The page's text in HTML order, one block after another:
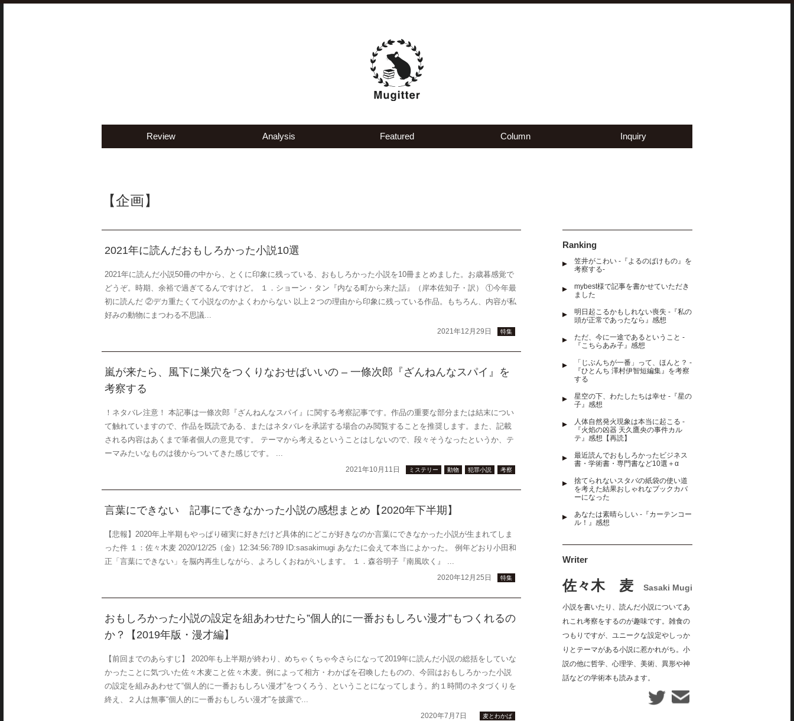
Review Analysis Featured Column Inquiry
【企画】
2021年に読んだおもしろかった小説10選
2021年に読んだ小説50冊の中から、とくに印象に残っている、おもしろかった小説を10冊まとめました。お歳暮感覚で
どうぞ。時期、余裕で過ぎてるんですけど。 １．ショーン・タン『内なる町から来た話』（岸本佐知子・訳） ①今年最
初に読んだ ②デカ重たくて小説なのかよくわからない 以上２つの理由から印象に残っている作品。もちろん、内容が私
好みの動物にまつわる不思議...
2021年12月29日 特集
嵐が来たら、風下に巣穴をつくりなおせばいいの – 一條次郎『ざんねんなスパイ』を
考察する
！ネタバレ注意！ 本記事は一條次郎『ざんねんなスパイ』に関する考察記事です。作品の重要な部分または結末につい
て触れていますので、作品を既読である、またはネタバレを承諾する場合のみ閲覧することを推奨します。また、記載
される内容はあくまで筆者個人の意見です。 テーマから考えるということはしないので、段々そうなったというか、テ
ーマみたいなものは後からついてきた感じです。 ...
2021年10月11日 ミステリー 動物 犯罪小説 考察
言葉にできない 記事にできなかった小説の感想まとめ【2020年下半期】
【悲報】2020年上半期もやっぱり確実に好きだけど具体的にどこが好きなのか言葉にできなかった小説が生まれてしま
った件 １：佐々木麦 2020/12/25（金）12:34:56:789 ID:sasakimugi あなたに会えて本当によかった。 例年どおり小田和
正「言葉にできない」を脳内再生しながら、よろしくおねがいします。 １．森谷明子『南風吹く』 ...
2020年12月25日 特集
おもしろかった小説の設定を組あわせたら”個人的に一番おもしろい漫才”もつくれるの
か？【2019年版・漫才編】
【前回までのあらすじ】 2020年も上半期が終わり、めちゃくちゃ今さらになって2019年に読んだ小説の総括をしていな
かったことに気づいた佐々木麦こと佐々木麦。例によって相方・わかばを召喚したものの、今回はおもしろかった小説
の設定を組みあわせて“個人的に一番おもしろい漫才”をつくろう、ということになってしまう。約１時間のネタづくりを
終え、２人は無事“個人的に一番おもしろい漫才”を披露で...
2020年7月7日 麦とわかば
Ranking
笠井がこわい -『よるのばけもの』を
考察する-
mybest様で記事を書かせていただき
ました
明日起こるかもしれない喪失 -『私の
頭が正常であったなら』感想
ただ、今に一途であるということ -
『こちらあみ子』感想
「じぶんちが一番」って、ほんと？ -
『ひとんち 澤村伊智短編集』を考察
する
星空の下、わたしたちは幸せ -『星の
子』感想
人体自然発火現象は本当に起こる -
『火焰の凶器 天久鷹央の事件カル
テ』感想【再読】
最近読んでおもしろかったビジネス
書・学術書・専門書など10選＋α
捨てられないスタバの紙袋の使い道
を考えた結果おしゃれなブックカバ
ーになった
あなたは素晴らしい -『カーテンコー
ル！』感想
Writer
佐々木 麦 Sasaki Mugi
小説を書いたり、読んだ小説についてあ
れこれ考察をするのが趣味です。雑食の
つもりですが、ユニークな設定やしっか
りとテーマがある小説に惹かれがち。小
説の他に哲学、心理学、美術、異形や神
話などの学術本も読みます。